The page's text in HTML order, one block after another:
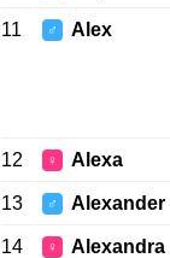
11 ♂ Alex
12 ♀ Alexa
13 ♂ Alexander
14 ♀ Alexandra